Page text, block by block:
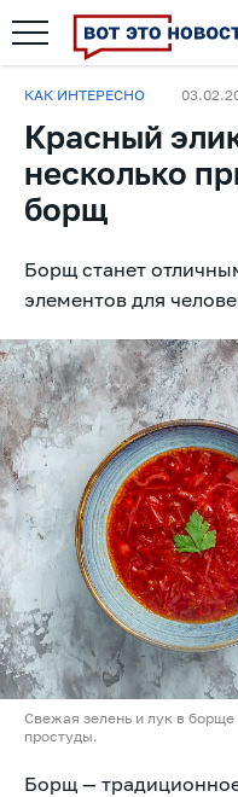
КАК ИНТЕРЕСНО
Красный
несколько
борщ
Борщ станет
элементов для
Свежая зелень и лук в
простуды.
Борщ —